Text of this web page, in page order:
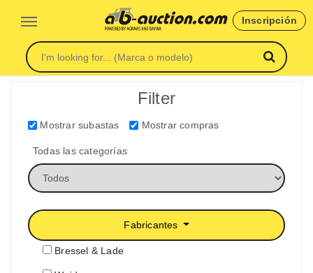
Inscripción
Filter
Mostrar subastas Mostrar compras
Todas las categorías
Fabricantes
Bressel & Lade